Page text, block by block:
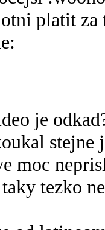
platit za
je
stejne
moc
tezko